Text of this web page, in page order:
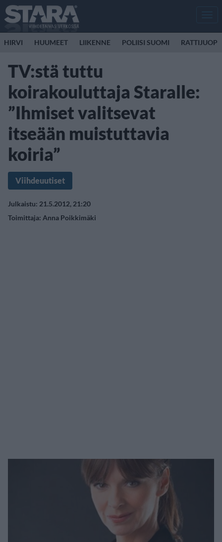
HIRVI HUUMEET LIIKENNE POLIISI SUOMI
TV:stä tuttu
koirakouluttaja Staralle:
”Ihmiset valitsevat
itseään muistuttavia
koiria”
Viihdeuutiset
Julkaistu: 21.5.2012, 21:20
Toimittaja: Anna Poikkimäki